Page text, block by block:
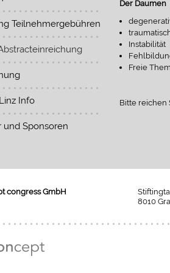
Teilnehmergebühren
Info
und Sponsoren
Der Daumen
Instabilität
Freie
Bitte reichen
congress GmbH
8010